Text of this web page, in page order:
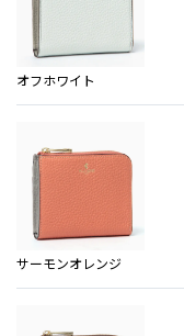
オフホワイト
サーモンオレンジ